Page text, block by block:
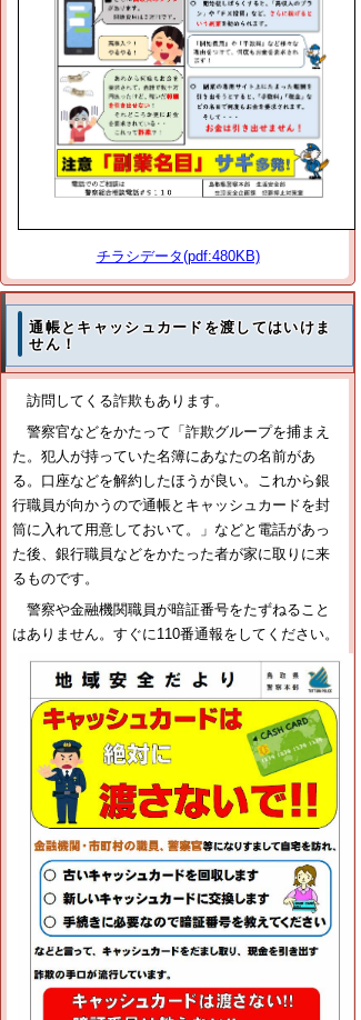
チラシデータ(pdf:480KB)
通帳とキャッシュカードを渡してはいけま
せん！
訪問してくる詐欺もあります。
警察官などをかたって「詐欺グループを捕まえ
た。犯人が持っていた名簿にあなたの名前があ
る。口座などを解約したほうが良い。これから銀
行職員が向かうので通帳とキャッシュカードを封
筒に入れて用意しておいて。」などと電話があっ
た後、銀行職員などをかたった者が家に取りに来
るものです。
警察や金融機関職員が暗証番号をたずねること
はありません。すぐに110番通報をしてください。